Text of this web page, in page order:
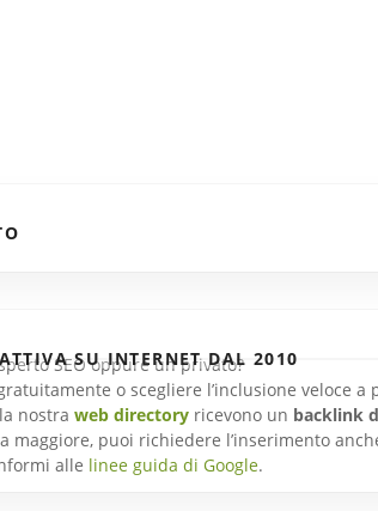
SU INTERNET DAL 2010
SEO oppure un privato?
o scegliere l’inclusione veloce a
nostra web directoryricevono un backlink
maggiore, puoi richiedere l’inserimento
alle linee guida di Google.